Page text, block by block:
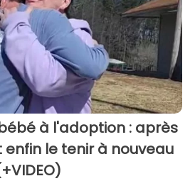
à l'adoption : après
enfin le tenir à nouveau